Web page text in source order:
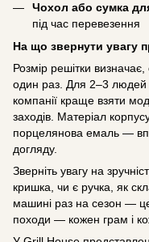
Чохол або сумка
під час перевезення
На що звернути увагу
Розмір решітки
один раз. Для 2–3 людей
компанії краще взяти
заходів. Матеріал
порцелянова емаль —
догляду.
Зверніть увагу на
кришка, чи є ручка, як
машині раз на сезон —
походи — кожен грам і